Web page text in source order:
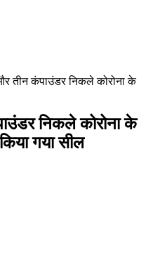
तीन कंपाउंडर निकले कोरोना के
निकले कोरोना के
गया सील